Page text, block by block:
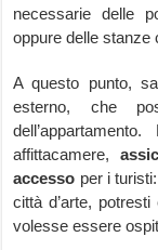
necessarie delle
oppure delle stanze
A questo punto,
esterno, che
affittacamere,
accesso per i
città d’arte,
volesse essere